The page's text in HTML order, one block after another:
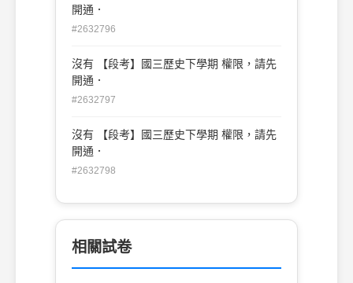
開通．
#2632796
沒有 【段考】國三歷史下學期 權限，請先
開通．
#2632797
沒有 【段考】國三歷史下學期 權限，請先
開通．
#2632798
相關試卷